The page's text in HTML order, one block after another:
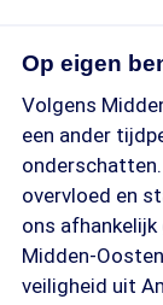
Op eigen
Volgens
een ander
overvloed en
ons
Midden-
veiligheid uit